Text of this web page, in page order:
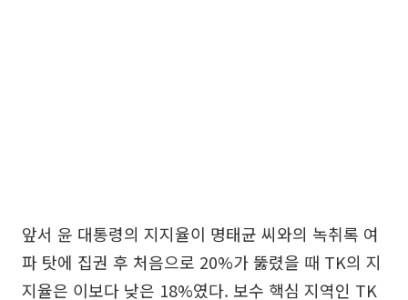
앞서 윤 대통령의 지지율이 명태균 씨와의 녹취록 여
파 탓에 집권 후 처음으로 20%가 뚫렸을 때 TK의 지
지율은 이보다 낮은 18%였다. 보수 핵심 지역인 TK